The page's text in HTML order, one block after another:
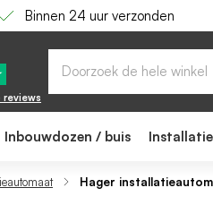
Binnen 24 uur verzonden
reviews
Inbouwdozen / buis
Hager
/ MCS520E